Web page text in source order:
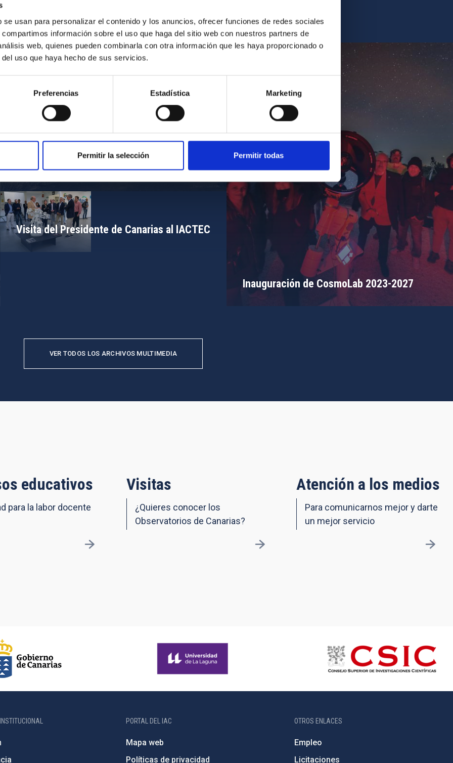
usan para personalizar el contenido y los anuncios, ofrecer funciones de redes sociales
información sobre el uso que haga del sitio web con nuestros partners de
web, quienes pueden combinarla con otra información que les haya proporcionado o
uso que haya hecho de sus servicios.
Preferencias Estadística Marketing
Permitir la selección Permitir todas
Campamento de Astronomía del MIT 2024
Inauguración de CosmoLab 2023-2027
Visita del Presidente de Canarias al IACTEC
VER TODOS LOS ARCHIVOS MULTIMEDIA
educativos
para la labor docente
Visitas
¿Quieres conocer los
Observatorios de Canarias?
Atención a los medios
Para comunicarnos mejor y darte
un mejor servicio
PORTAL DEL IAC
Mapa web
Políticas de privacidad
OTROS ENLACES
Empleo
Licitaciones